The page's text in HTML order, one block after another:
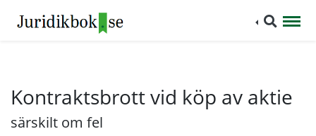
Kontraktsbrott vid köp av aktie
särskilt om fel